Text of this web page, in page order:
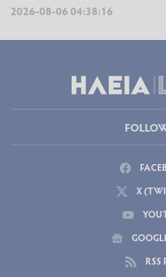
2026-08-06 04:38:16
X
RSS